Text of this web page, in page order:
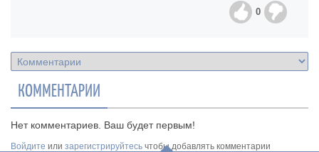
0
КОММЕНТАРИИ
Нет комментариев. Ваш будет первым!
Войдите или зарегистрируйтесь чтобы добавлять комментарии